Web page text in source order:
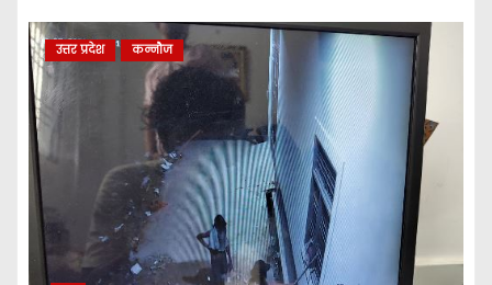
उत्तर प्रदेश कन्नौज